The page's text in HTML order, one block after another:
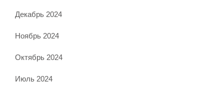
Декабрь 2024
Ноябрь 2024
Октябрь 2024
Июль 2024